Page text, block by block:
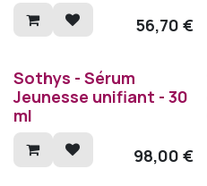
56,70 €
Sothys - Sérum
Jeunesse unifiant - 30
ml
98,00 €